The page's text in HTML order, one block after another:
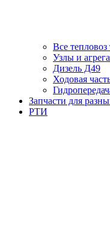
Все тепловоз
Узлы и
Дизель Д49
Ходовая
Запчасти для
РТИ